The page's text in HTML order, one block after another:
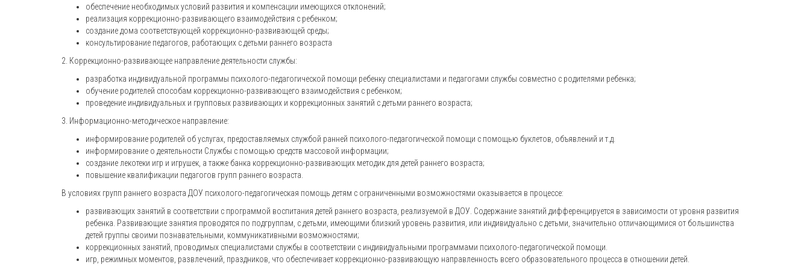
обеспечение необходимых условий развития и компенсации имеющихся отклонений;
реализация коррекционно-развивающего взаимодействия с ребенком;
создание дома соответствующей коррекционно-развивающей среды;
консультирование педагогов, работающих с детьми раннего возраста
2. Коррекционно-развивающее направление деятельности службы:
разработка индивидуальной программы психолого-педагогической помощи ребенку специалистами и педагогами службы совместно с родителями ребенка;
обучение родителей способам коррекционно-развивающего взаимодействия с ребенком;
проведение индивидуальных и групповых развивающих и коррекционных занятий с детьми раннего возраста;
3. Информационно-методическое направление:
информирование родителей об услугах, предоставляемых службой ранней психолого-педагогической помощи с помощью буклетов, объявлений и т.д.
информирование о деятельности Службы с помощью средств массовой информации;
создание лекотеки игр и игрушек, а также банка коррекционно-развивающих методик для детей раннего возраста;
повышение квалификации педагогов групп раннего возраста.
В условиях групп раннего возраста ДОУ психолого-педагогическая помощь детям с ограниченными возможностями оказывается в процессе:
развивающих занятий в соответствии с программой воспитания детей раннего возраста, реализуемой в ДОУ. Содержание занятий дифференцируется в зависимости от уровня развития
ребенка. Развивающие занятия проводятся по подгруппам, с детьми, имеющими близкий уровень развития, или индивидуально с детьми, значительно отличающимися от большинства
детей группы своими познавательными, коммуникативными возможностями;
коррекционных занятий, проводимых специалистами службы в соответствии с индивидуальными программами психолого-педагогической помощи.
игр, режимных моментов, развлечений, праздников, что обеспечивает коррекционно-развивающую направленность всего образовательного процесса в отношении детей.